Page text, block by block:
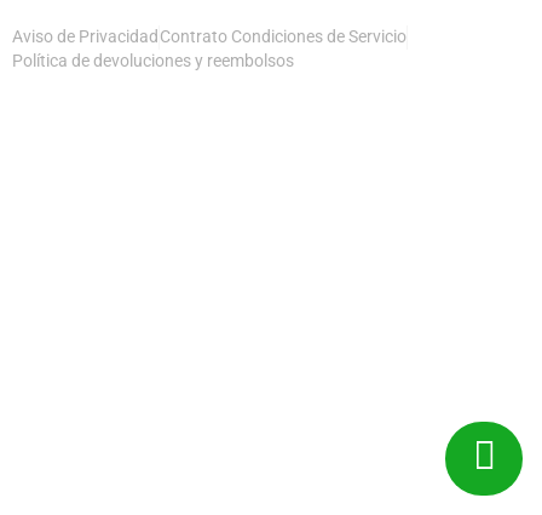
Aviso de Privacidad Contrato Condiciones de Servicio
Política de devoluciones y reembolsos